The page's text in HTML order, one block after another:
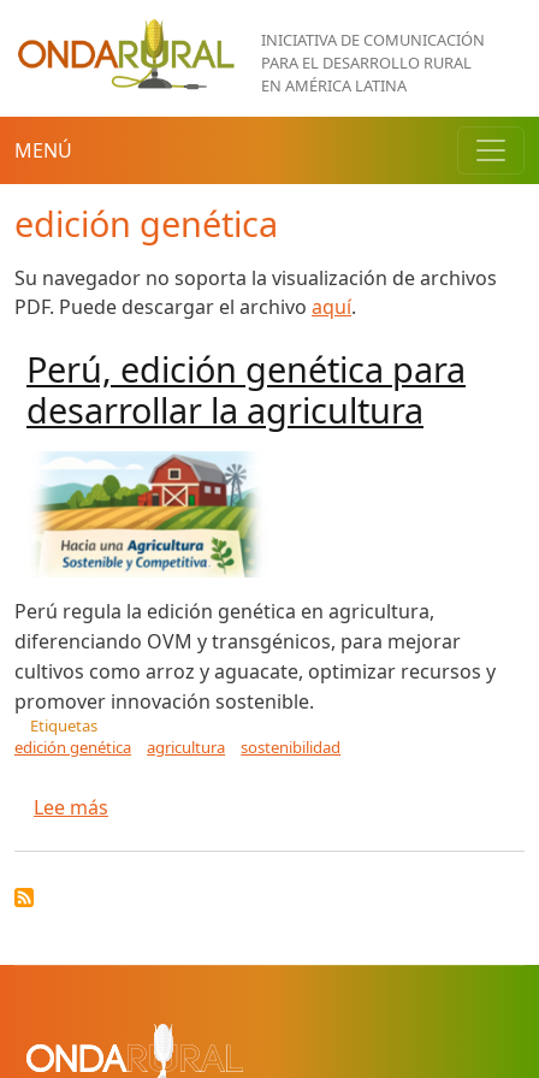
Pasar al contenido principal
INICIATIVA DE COMUNICACIÓN
PARA EL DESARROLLO RURAL
EN AMÉRICA LATINA
MENÚ
edición genética
Su navegador no soporta la visualización de archivos
PDF. Puede descargar el archivo aquí.
Perú, edición genética para
desarrollar la agricultura
Perú regula la edición genética en agricultura,
diferenciando OVM y transgénicos, para mejorar
cultivos como arroz y aguacate, optimizar recursos y
promover innovación sostenible.
Etiquetas
edición genética
agricultura sostenibilidad
Lee más